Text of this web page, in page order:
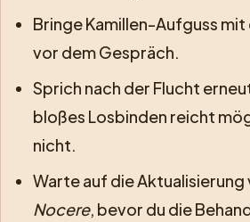
Bringe Kamillen-Aufguss mit
vor dem Gespräch.
Sprich nach der Flucht
bloßes Losbinden reicht
nicht.
Warte auf die Aktualisierung
Nocere, bevor du die